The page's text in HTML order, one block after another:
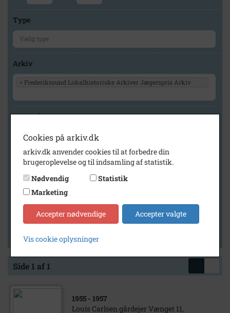
Type
Arkiv
× Frederikssund Lokalhistoriske Arkiver Jægerspris Arkiv
Geografi
Generelt
Vis kun med billeder
Vis kun med filmklip
Vis kun med lydklip
Vis kun med kilder
Vis kun med geo-tag
Side 1 af 1
1955 - 1957
Louis Carlsen gårdejer Vænget 11,
Cookies på arkiv.dk
arkiv.dk anvender cookies til at forbedre din
brugeroplevelse og til indsamling af statistik.
Nødvendig
Statistik
Marketing
Accepter nødvendige Accepter valgte
Vis cookie oplysninger